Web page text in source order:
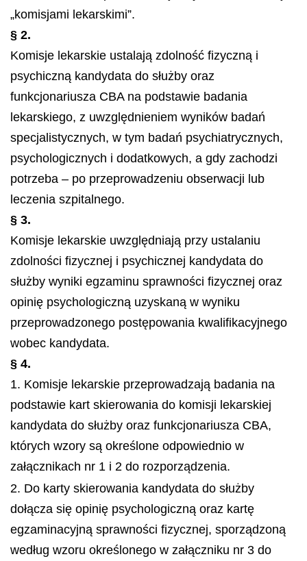
„komisjami lekarskimi”.
§ 2.
Komisje lekarskie ustalają zdolność fizyczną i
psychiczną kandydata do służby oraz
funkcjonariusza CBA na podstawie badania
lekarskiego, z uwzględnieniem wyników badań
specjalistycznych, w tym badań psychiatrycznych,
psychologicznych i dodatkowych, a gdy zachodzi
potrzeba – po przeprowadzeniu obserwacji lub
leczenia szpitalnego.
§ 3.
Komisje lekarskie uwzględniają przy ustalaniu
zdolności fizycznej i psychicznej kandydata do
służby wyniki egzaminu sprawności fizycznej oraz
opinię psychologiczną uzyskaną w wyniku
przeprowadzonego postępowania kwalifikacyjnego
wobec kandydata.
§ 4.
1. Komisje lekarskie przeprowadzają badania na
podstawie kart skierowania do komisji lekarskiej
kandydata do służby oraz funkcjonariusza CBA,
których wzory są określone odpowiednio w
załącznikach nr 1 i 2 do rozporządzenia.
2. Do karty skierowania kandydata do służby
dołącza się opinię psychologiczną oraz kartę
egzaminacyjną sprawności fizycznej, sporządzoną
według wzoru określonego w załączniku nr 3 do